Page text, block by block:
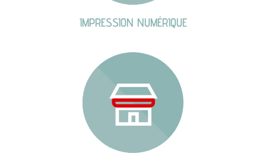
IMPRESSION NUMÉRIQUE